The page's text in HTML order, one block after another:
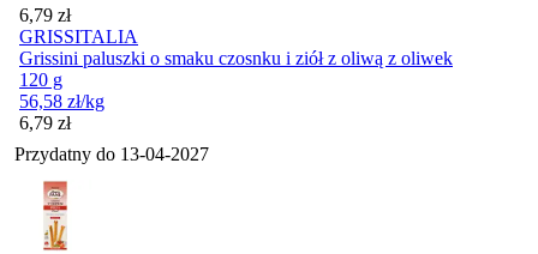
Cena
6,79 zł
GRISSITALIA
Grissini paluszki o smaku czosnku i ziół z oliwą z oliwek
120 g
56,58 zł/kg
Cena
6,79 zł
Przydatny do 13-04-2027